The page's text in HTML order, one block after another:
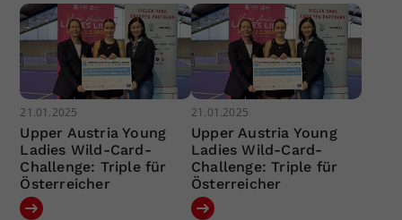
21.01.2025
Upper Austria Young
Ladies Wild-Card-
Challenge: Triple für
Österreicher
21.01.2025
Upper Austria Young
Ladies Wild-Card-
Challenge: Triple für
Österreicher